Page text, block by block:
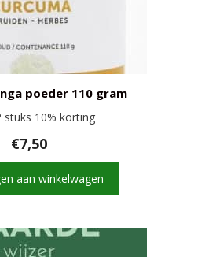
poeder 110 gram
stuks 10% korting
€7,50
aan winkelwagen